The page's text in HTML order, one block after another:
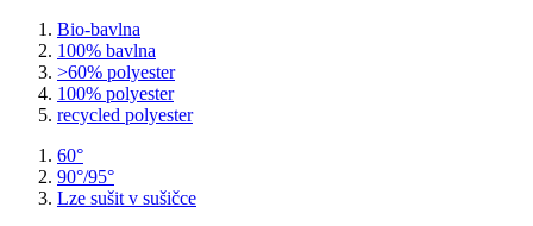
Bio-bavlna
100% bavlna
>60% polyester
100% polyester
recycled polyester
60°
90°/95°
Lze sušit v sušičce